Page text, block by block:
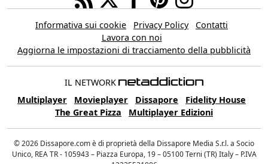
Informativa sui cookie Privacy Policy
Contatti
Lavora con noi
Aggiorna le impostazioni di tracciamento della pubblicità
IL NETWORK
Multiplayer
Movieplayer Dissapore
Fidelity House
The Great Pizza
Multiplayer Edizioni
© 2026 Dissapore.com è di proprietà della Dissapore Media S.r.l. a Socio
Unico, REA TR - 105943 – Piazza Europa, 19 – 05100 Terni (TR) Italy – P.IVA